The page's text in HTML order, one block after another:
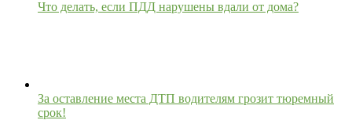
Что делать, если ПДД нарушены вдали от дома?
За оставление места ДТП водителям грозит тюремный
срок!